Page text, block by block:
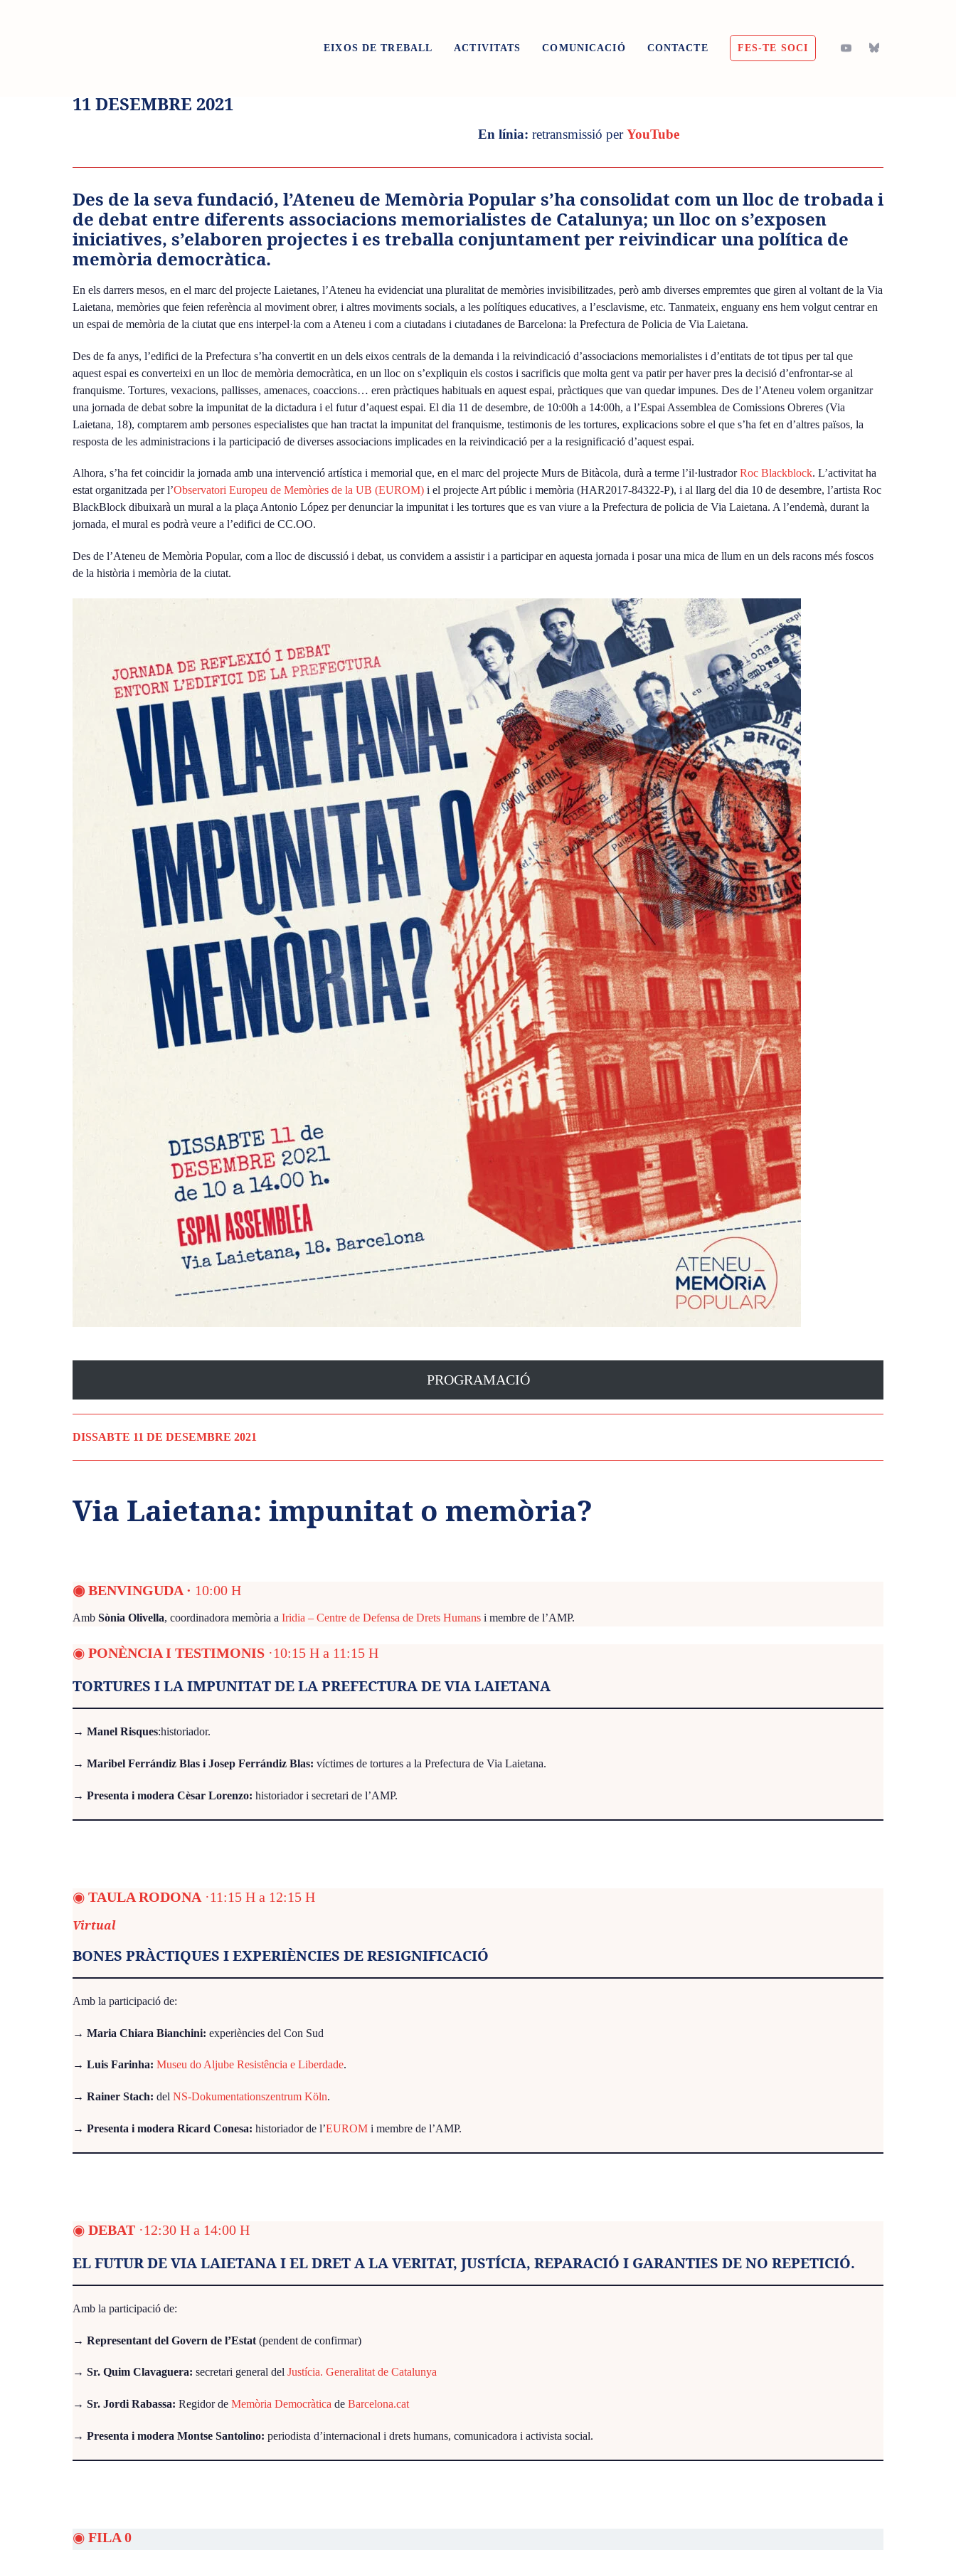
EIXOS DE TREBALL ACTIVITATS COMUNICACIÓ CONTACTE FES-TE SOCI
11 DESEMBRE 2021
Presencial: Espai Assemblea
En línia: retransmissió perYouTube
Des de la seva fundació, l’Ateneu de Memòria Popular s’ha consolidat com un lloc de trobada i
de debat entre diferents associacions memorialistes de Catalunya; un lloc on s’exposen
iniciatives, s’elaboren projectes i es treballa conjuntament per reivindicar una política de
memòria democràtica.
En els darrers mesos, en el marc del projecte Laietanes, l’Ateneu ha evidenciat una pluralitat de memòries invisibilitzades, però amb diverses empremtes que giren al voltant de la Via
Laietana, memòries que feien referència al moviment obrer, i altres moviments socials, a les polítiques educatives, a l’esclavisme, etc. Tanmateix, enguany ens hem volgut centrar en
un espai de memòria de la ciutat que ens interpel·la com a Ateneu i com a ciutadans i ciutadanes de Barcelona: la Prefectura de Policia de Via Laietana.
Des de fa anys, l’edifici de la Prefectura s’ha convertit en un dels eixos centrals de la demanda i la reivindicació d’associacions memorialistes i d’entitats de tot tipus per tal que
aquest espai es converteixi en un lloc de memòria democràtica, en un lloc on s’expliquin els costos i sacrificis que molta gent va patir per haver pres la decisió d’enfrontar-se al
franquisme. Tortures, vexacions, pallisses, amenaces, coaccions… eren pràctiques habituals en aquest espai, pràctiques que van quedar impunes. Des de l’Ateneu volem organitzar
una jornada de debat sobre la impunitat de la dictadura i el futur d’aquest espai. El dia 11 de desembre, de 10:00h a 14:00h, a l’Espai Assemblea de Comissions Obreres (Via
Laietana, 18), comptarem amb persones especialistes que han tractat la impunitat del franquisme, testimonis de les tortures, explicacions sobre el que s’ha fet en d’altres països, la
resposta de les administracions i la participació de diverses associacions implicades en la reivindicació per a la resignificació d’aquest espai.
Alhora, s’ha fet coincidir la jornada amb una intervenció artística i memorial que, en el marc del projecte Murs de Bitàcola, durà a terme l’il·lustradorRoc Blackblock. L’activitat ha
estat organitzada per l’Observatori Europeu de Memòries de la UB (EUROM) i el projecte Art públic i memòria (HAR2017-84322-P), i al llarg del dia 10 de desembre, l’artista Roc
BlackBlock dibuixarà un mural a la plaça Antonio López per denunciar la impunitat i les tortures que es van viure a la Prefectura de policia de Via Laietana. A l’endemà, durant la
jornada, el mural es podrà veure a l’edifici de CC.OO.
Des de l’Ateneu de Memòria Popular, com a lloc de discussió i debat, us convidem a assistir i a participar en aquesta jornada i posar una mica de llum en un dels racons més foscos
de la història i memòria de la ciutat.
PROGRAMACIÓ
DISSABTE 11 DE DESEMBRE 2021
Via Laietana: impunitat o memòria?
◉ BENVINGUDA · 10:00 H
Amb Sònia Olivella, coordinadora memòria a Iridia – Centre de Defensa de Drets Humans i membre de l’AMP.
◉ PONÈNCIA I TESTIMONIS ·10:15 H a 11:15 H
TORTURES I LA IMPUNITAT DE LA PREFECTURA DE VIA LAIETANA
→ Manel Risques:historiador.
→ Maribel Ferrándiz Blas i Josep Ferrándiz Blas: víctimes de tortures a la Prefectura de Via Laietana.
→ Presenta i modera Cèsar Lorenzo: historiador i secretari de l’AMP.
◉ TAULA RODONA ·11:15 H a 12:15 H
Virtual
BONES PRÀCTIQUES I EXPERIÈNCIES DE RESIGNIFICACIÓ
Amb la participació de:
→ Maria Chiara Bianchini: experiències del Con Sud
→ Luis Farinha: Museu do Aljube Resistência e Liberdade.
→ Rainer Stach: del NS-Dokumentationszentrum Köln.
→ Presenta i modera Ricard Conesa: historiador de l’EUROM i membre de l’AMP.
◉ DEBAT ·12:30 H a 14:00 H
EL FUTUR DE VIA LAIETANA I EL DRET A LA VERITAT, JUSTÍCIA, REPARACIÓ I GARANTIES DE NO REPETICIÓ.
Amb la participació de:
→ Representant del Govern de l’Estat (pendent de confirmar)
→ Sr. Quim Clavaguera: secretari general del Justícia. Generalitat de Catalunya
→ Sr. Jordi Rabassa: Regidor de Memòria Democràtica de Barcelona.cat
→ Presenta i modera Montse Santolino: periodista d’internacional i drets humans, comunicadora i activista social.
◉ FILA 0